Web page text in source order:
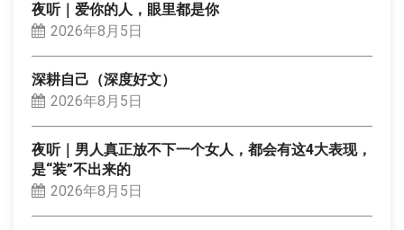
夜听｜爱你的人，眼里都是你
2026年8月5日
深耕自己（深度好文）
2026年8月5日
夜听｜男人真正放不下一个女人，都会有这4大表现，
是“装”不出来的
2026年8月5日